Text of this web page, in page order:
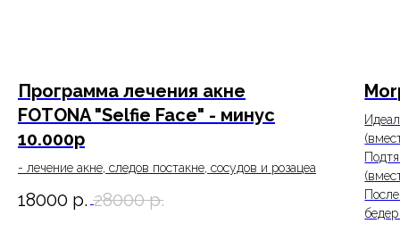
Программа лечения акне
FOTONA "Selfie Face" - минус
10.000р
- лечение акне, следов постакне, сосудов и розацеа
18000 р. 28000 р.